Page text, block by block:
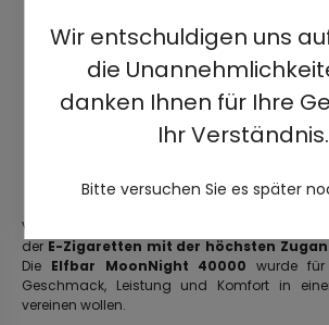
Wir entschuldigen uns
die
danken Ihnen für Ihre
Ihr Verständnis.
Bitte versuchen Sie es später
Verabschiede dich von ständigen
der E-Zigaretten mit der höchsten
Die Elfbar MoonNight 40000 wurde
Geschmack, Leistung und Komfort in
vereinen wollen.